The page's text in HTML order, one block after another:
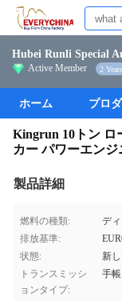
Hubei Runli Special
Active Member 2 Years
ホーム プロ
Kingrun 10トン ロ
カー パワーエン
製品詳細
燃料の種類:
デ
排放基準:
状態:
新
トランスミッシ
ョンタイプ:
手帳